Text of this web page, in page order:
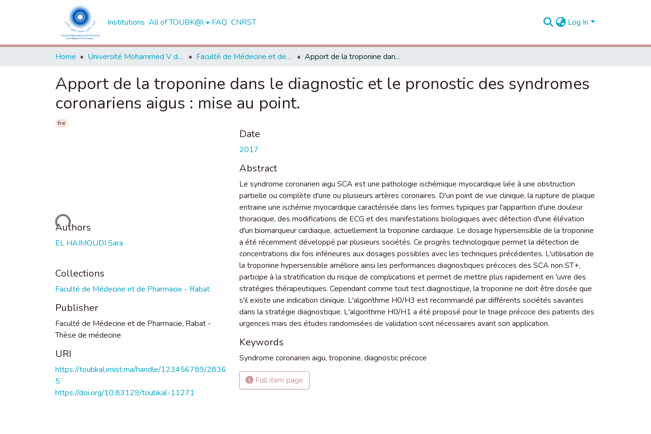
Institutions All of TOUBK@l FAQ CNRST Log In
Home Université Mohammed V de Rabat Faculté de Médecine et de Pharmacie - Rabat Apport de la troponine dans le diagnostic et le pronostic des syndromes coronariens aigus : mise au point.
Apport de la troponine dans le diagnostic et le pronostic des syndromes
coronariens aigus : mise au point.
fre
Loading...
Authors
EL HAIMOUDI Sara
Collections
Faculté de Médecine et de Pharmacie - Rabat
Publisher
Faculté de Médecine et de Pharmacie, Rabat -
Thèse de médecine
URI
https://toubkal.imist.ma/handle/123456789/2836
5
https://doi.org/10.83129/toubkal-11271
Date
2017
Abstract
Le syndrome coronarien aigu SCA est une pathologie ischémique myocardique liée à une obstruction
partielle ou complète d'une ou plusieurs artères coronaires. D'un point de vue clinique, la rupture de plaque
entraine une ischémie myocardique caractérisée dans les formes typiques par l'apparition d'une douleur
thoracique, des modifications de ECG et des manifestations biologiques avec détection d'une élévation
d'un biomarqueur cardiaque, actuellement la troponine cardiaque. Le dosage hypersensible de la troponine
a été récemment développé par plusieurs sociétés. Ce progrès technologique permet la détection de
concentrations dix fois inférieures aux dosages possibles avec les techniques précédentes. L'utilisation de
la troponine hypersensible améliore ainsi les performances diagnostiques précoces des SCA non ST+,
participe à la stratification du risque de complications et permet de mettre plus rapidement en 'uvre des
stratégies thérapeutiques. Cependant comme tout test diagnostique, la troponine ne doit être dosée que
s'il existe une indication clinique. L'algorithme H0/H3 est recommandé par différents sociétés savantes
dans la stratégie diagnostique. L'algorithme H0/H1 a été proposé pour le triage précoce des patients des
urgences mais des études randomisées de validation sont nécessaires avant son application.
Keywords
Syndrome coronarien aigu, troponine, diagnostic précoce
Full item page